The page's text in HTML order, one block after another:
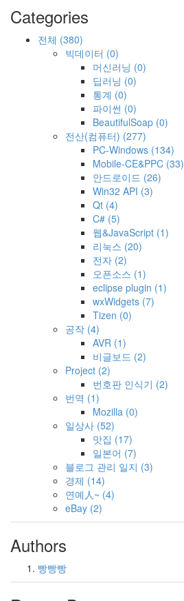
Categories
전체 (380)
빅데이터 (0)
머신러닝 (0)
딥러닝 (0)
통계 (0)
파이썬 (0)
BeautifulSoap (0)
전산(컴퓨터) (277)
PC-Windows (134)
Mobile-CE&PPC (33)
안드로이드 (26)
Win32 API (3)
Qt (4)
C# (5)
웹&JavaScript (1)
리눅스 (20)
전자 (2)
오픈소스 (1)
eclipse plugin (1)
wxWidgets (7)
Tizen (0)
공작 (4)
AVR (1)
비글보드 (2)
Project (2)
번호판 인식기 (2)
번역 (1)
Mozilla (0)
일상사 (52)
맛집 (17)
일본어 (7)
블로그 관리 일지 (3)
경제 (14)
연예人~ (4)
eBay (2)
Authors
빵빵빵